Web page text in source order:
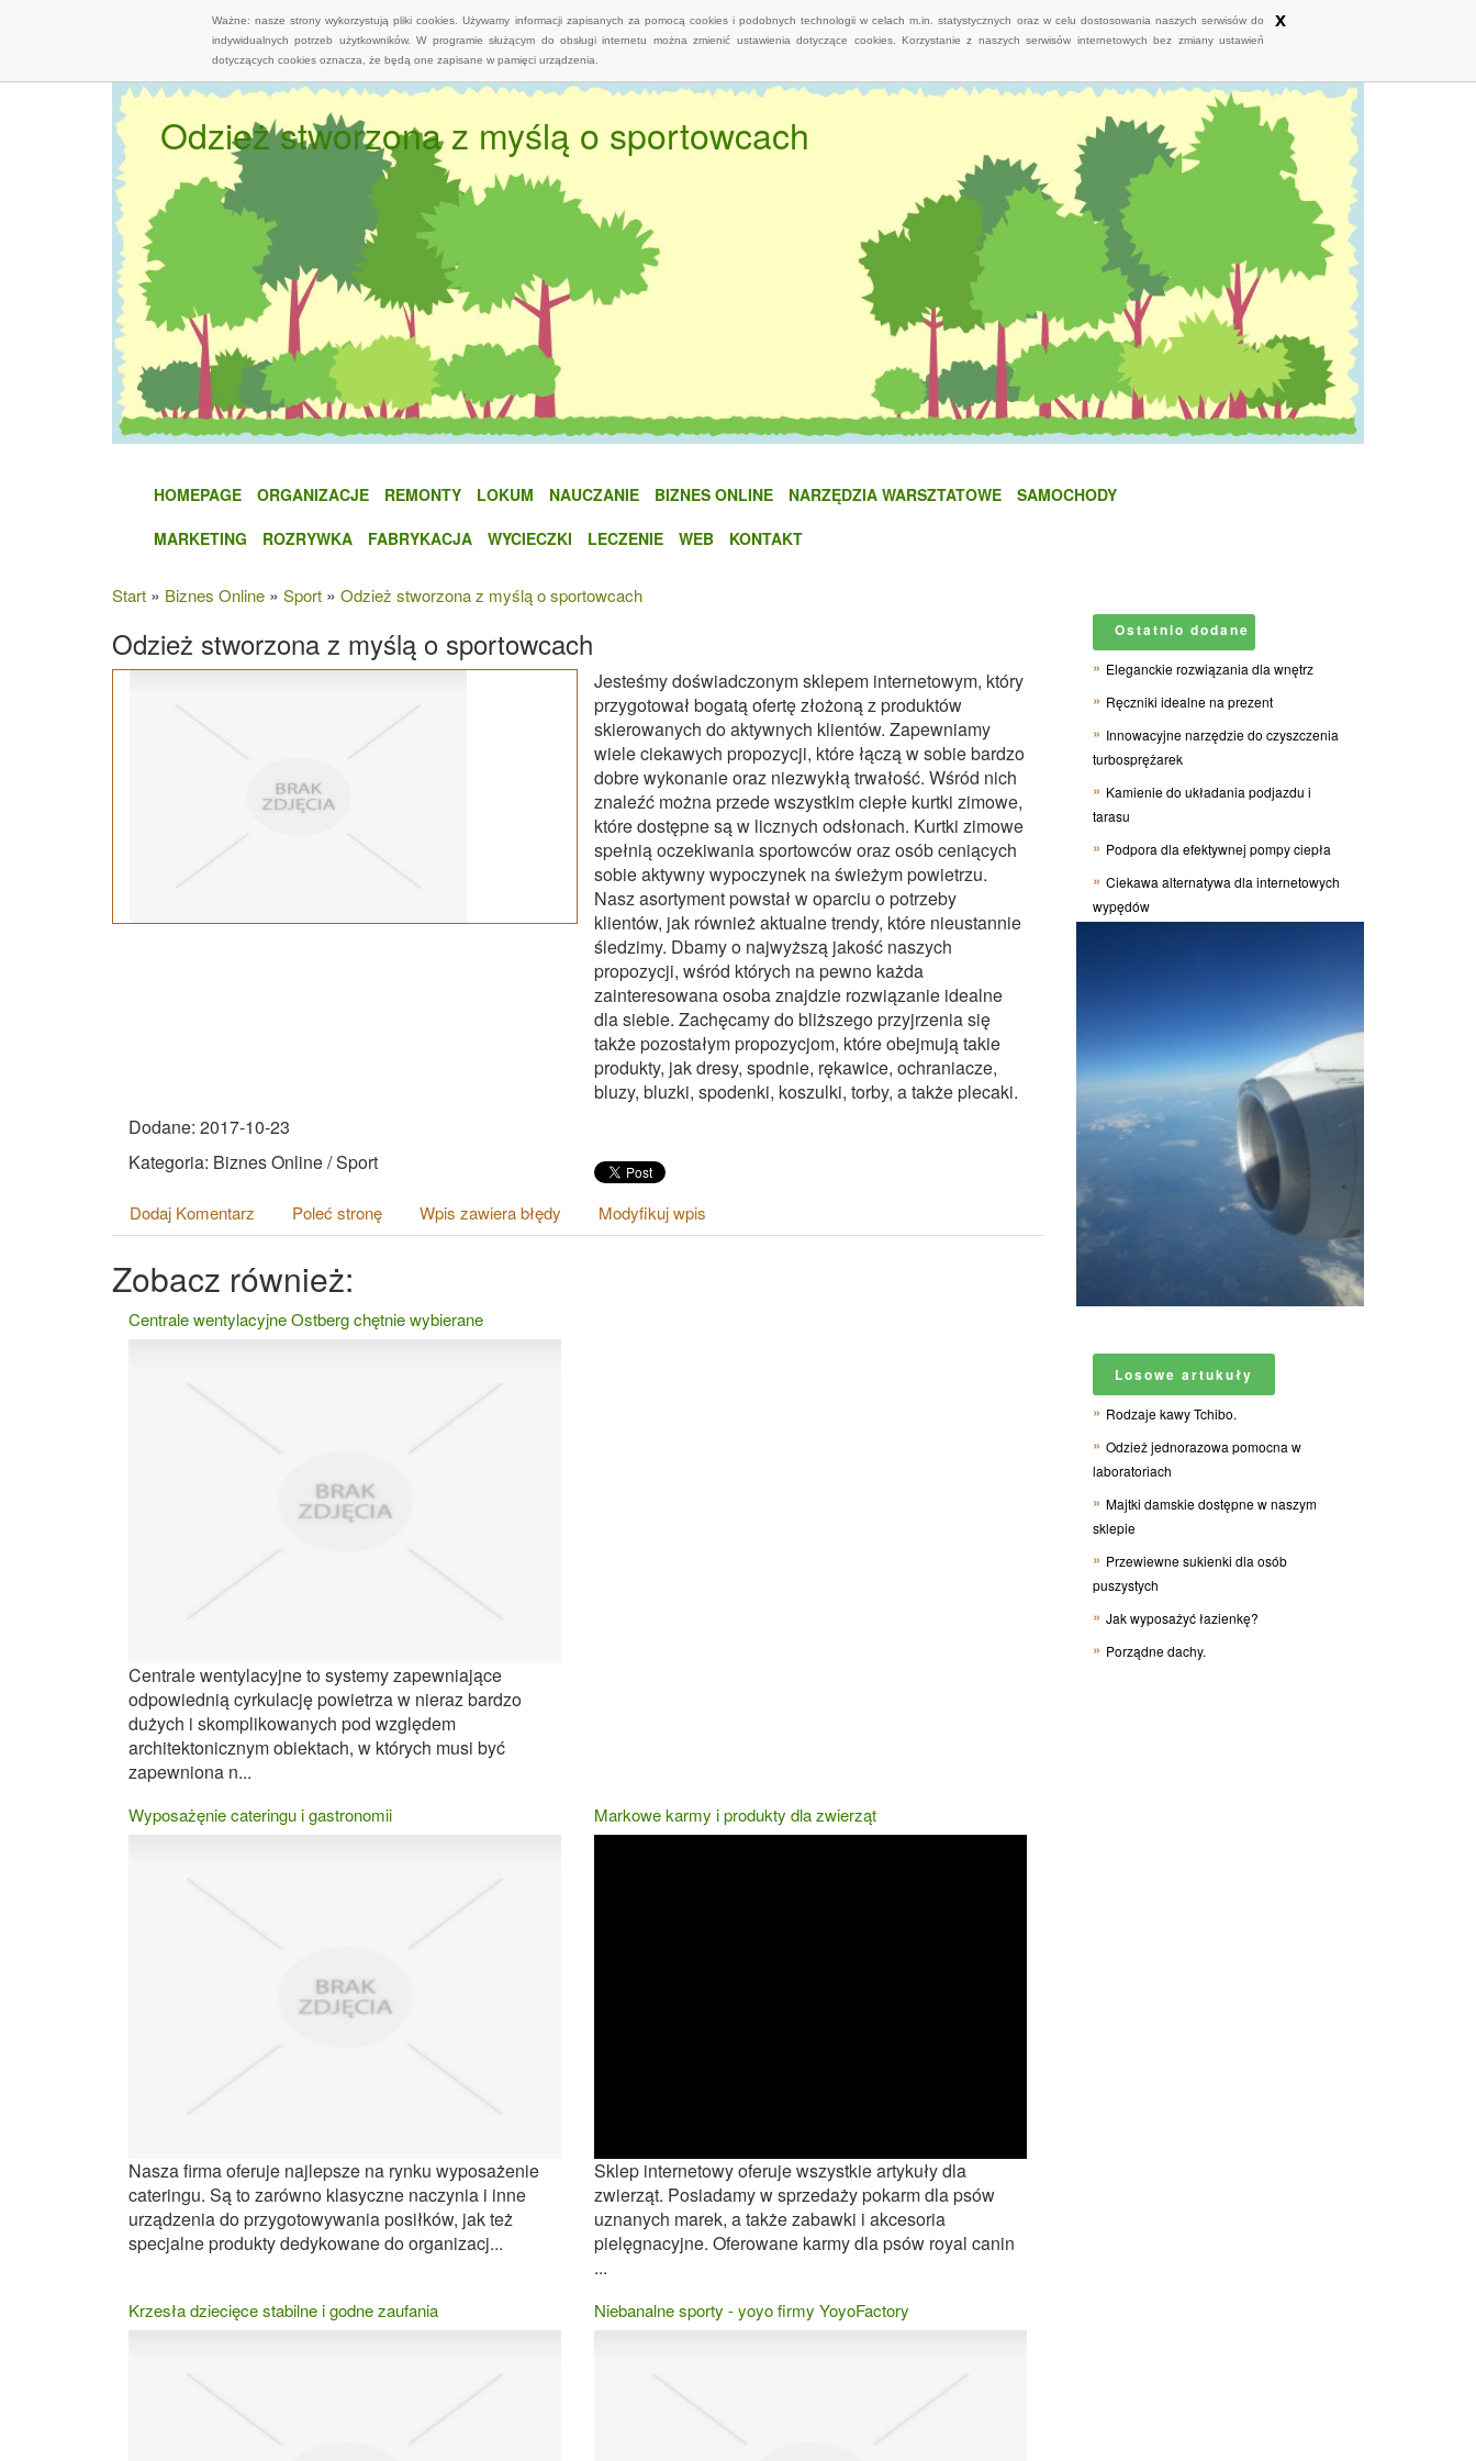
Ważne: nasze strony wykorzystują pliki cookies. Używamy informacji zapisanych za pomocą cookies i podobnych technologii w celach m.in. statystycznych oraz w celu dostosowania naszych serwisów do
indywidualnych potrzeb użytkowników. W programie służącym do obsługi internetu można zmienić ustawienia dotyczące cookies. Korzystanie z naszych serwisów internetowych bez zmiany ustawień
dotyczących cookies oznacza, że będą one zapisane w pamięci urządzenia.
x
Odzież stworzona z myślą o sportowcach
HOMEPAGE ORGANIZACJE REMONTY LOKUM NAUCZANIE BIZNES ONLINE NARZĘDZIA WARSZTATOWE
SAMOCHODY
MARKETING
ROZRYWKA FABRYKACJA WYCIECZKI LECZENIE WEB KONTAKT
Start » Biznes Online » Sport » Odzież stworzona z myślą o sportowcach
Odzież stworzona z myślą o sportowcach
Jesteśmy doświadczonym sklepem internetowym, który
przygotował bogatą ofertę złożoną z produktów
skierowanych do aktywnych klientów. Zapewniamy
wiele ciekawych propozycji, które łączą w sobie bardzo
dobre wykonanie oraz niezwykłą trwałość. Wśród nich
znaleźć można przede wszystkim ciepłe kurtki zimowe,
które dostępne są w licznych odsłonach. Kurtki zimowe
spełnią oczekiwania sportowców oraz osób ceniących
sobie aktywny wypoczynek na świeżym powietrzu.
Nasz asortyment powstał w oparciu o potrzeby
klientów, jak również aktualne trendy, które nieustannie
śledzimy. Dbamy o najwyższą jakość naszych
propozycji, wśród których na pewno każda
zainteresowana osoba znajdzie rozwiązanie idealne
dla siebie. Zachęcamy do bliższego przyjrzenia się
także pozostałym propozycjom, które obejmują takie
produkty, jak dresy, spodnie, rękawice, ochraniacze,
bluzy, bluzki, spodenki, koszulki, torby, a także plecaki.
Dodane: 2017-10-23
Kategoria: Biznes Online / Sport
Dodaj Komentarz Poleć stronę Wpis zawiera błędy Modyfikuj wpis
Zobacz również:
Centrale wentylacyjne Ostberg chętnie wybierane
Centrale wentylacyjne to systemy zapewniające
odpowiednią cyrkulację powietrza w nieraz bardzo
dużych i skomplikowanych pod względem
architektonicznym obiektach, w których musi być
zapewniona n...
Wyposażęnie cateringu i gastronomii
Nasza firma oferuje najlepsze na rynku wyposażenie
cateringu. Są to zarówno klasyczne naczynia i inne
urządzenia do przygotowywania posiłków, jak też
specjalne produkty dedykowane do organizacj...
Markowe karmy i produkty dla zwierząt
Sklep internetowy oferuje wszystkie artykuły dla
zwierząt. Posiadamy w sprzedaży pokarm dla psów
uznanych marek, a także zabawki i akcesoria
pielęgnacyjne. Oferowane karmy dla psów royal canin
...
Krzesła dziecięce stabilne i godne zaufania Niebanalne sporty - yoyo firmy YoyoFactory
Ostatnio dodane
Eleganckie rozwiązania dla wnętrz
Ręczniki idealne na prezent
Innowacyjne narzędzie do czyszczenia
turbosprężarek
Kamienie do układania podjazdu i
tarasu
Podpora dla efektywnej pompy ciepła
Ciekawa alternatywa dla internetowych
wypędów
Losowe artukuły
Rodzaje kawy Tchibo.
Odzież jednorazowa pomocna w
laboratoriach
Majtki damskie dostępne w naszym
sklepie
Przewiewne sukienki dla osób
puszystych
Jak wyposażyć łazienkę?
Porządne dachy.